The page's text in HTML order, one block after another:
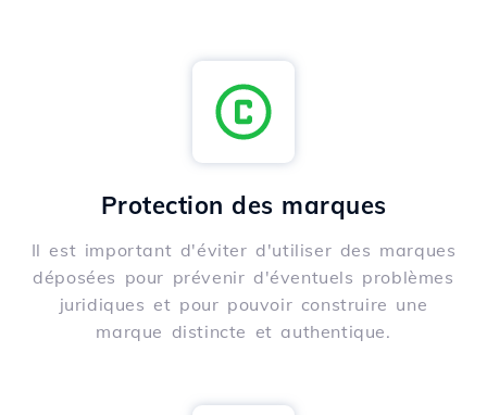
Protection des marques
Il est important d'éviter d'utiliser des marques
déposées pour prévenir d'éventuels problèmes
juridiques et pour pouvoir construire une
marque distincte et authentique.